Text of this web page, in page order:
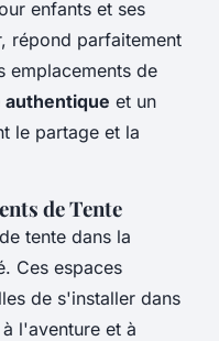
enfants et ses
répond parfaitement
emplacements de
et un
le partage et la
de Tente
tente dans la
Ces espaces
de s'installer dans
l'aventure et à